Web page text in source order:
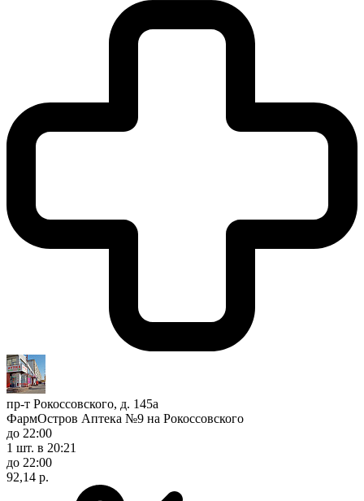
пр-т Рокоссовского, д. 145а
ФармОстров Аптека №9 на Рокоссовского
до 22:00
1 шт. в 20:21
до 22:00
92,14 р.